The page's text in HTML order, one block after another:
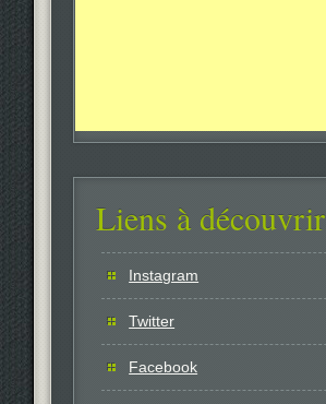
Liens à découvrir
Instagram
Twitter
Facebook